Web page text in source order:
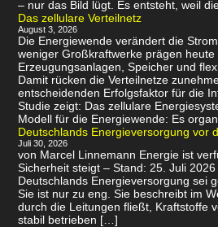
– nur das Bild lügt. Es entsteht, weil
Das zellulare Verteilnetz
August 3, 2026
Die Energiewende verändert die
weniger Großkraftwerke prägen
Erzeugungsanlagen, Speicher und
Damit rücken die Verteilnetze
entscheidenden Erfolgsfaktor für die
Studie zeigt: Das zellulare
Modell für die Energiewende: Es
Deutschlands Energieversorgung vor
Juli 30, 2026
von Marcel Linnemann Energie ist
Sicherheit steigt – Stand: 25. Juli
Deutschlands Energieversorgung sei
Sie ist nur zu eng. Sie beschreibt im
durch die Leitungen fließt, Kraftstoffe
stabil betrieben […]